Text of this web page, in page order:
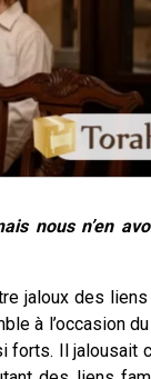
nous n’en
jaloux des
à l’occasion du
forts. Il jalousait